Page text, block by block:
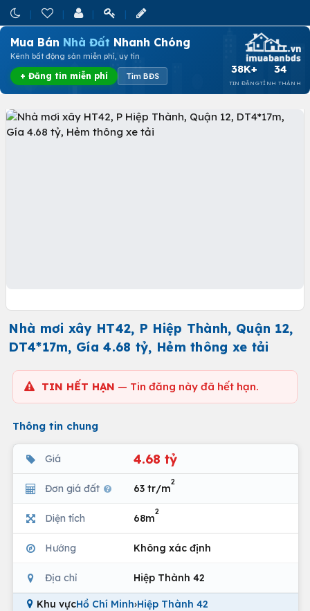
Mua Bán Nhà Đất Nhanh Chóng
Kênh bất động sản miễn phí, uy tín
+ Đăng tin miễn phí Tìm BĐS
38K+
TIN ĐĂNG
34
TỈNH THÀNH
Nhà mơi xây HT42, P Hiệp Thành, Quận 12,
DT4*17m, Gía 4.68 tỷ, Hẻm thông xe tải
TIN HẾT HẠN — Tin đăng này đã hết hạn.
Thông tin chung
Giá 4.68 tỷ
Đơn giá đất 63 tr/m
2
Diện tích 68m
2
Hướng Không xác định
Địa chỉ Hiệp Thành 42
Khu vựcHồ Chí Minh›Hiệp Thành 42